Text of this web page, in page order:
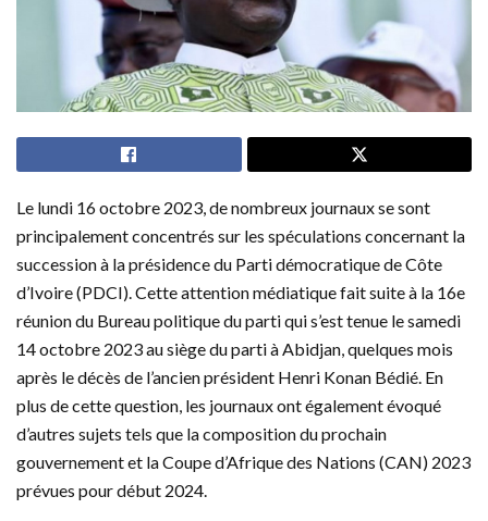
Le lundi 16 octobre 2023, de nombreux journaux se sont
principalement concentrés sur les spéculations concernant la
succession à la présidence du Parti démocratique de Côte
d’Ivoire (PDCI). Cette attention médiatique fait suite à la 16e
réunion du Bureau politique du parti qui s’est tenue le samedi
14 octobre 2023 au siège du parti à Abidjan, quelques mois
après le décès de l’ancien président Henri Konan Bédié. En
plus de cette question, les journaux ont également évoqué
d’autres sujets tels que la composition du prochain
gouvernement et la Coupe d’Afrique des Nations (CAN) 2023
prévues pour début 2024.